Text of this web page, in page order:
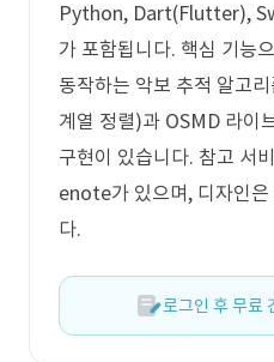
Python, Dart(Flutter),
가 포함됩니다. 핵심 기능
동작하는 악보 추적 알고
계열 정렬)과 OSMD 라이
구현이 있습니다. 참고 서
enote가 있으며, 디자인은
다.
로그인 후 무료